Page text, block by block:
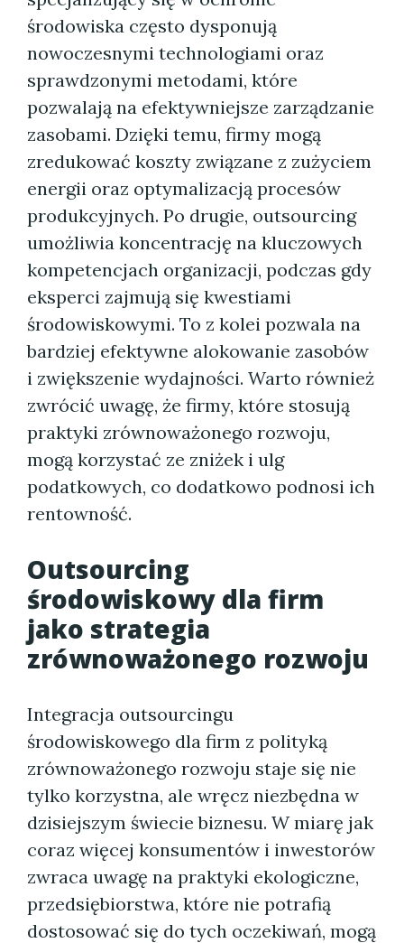
środowiska często dysponują
nowoczesnymi technologiami oraz
sprawdzonymi metodami, które
pozwalają na efektywniejsze zarządzanie
zasobami. Dzięki temu, firmy mogą
zredukować koszty związane z zużyciem
energii oraz optymalizacją procesów
produkcyjnych. Po drugie, outsourcing
umożliwia koncentrację na kluczowych
kompetencjach organizacji, podczas gdy
eksperci zajmują się kwestiami
środowiskowymi. To z kolei pozwala na
bardziej efektywne alokowanie zasobów
i zwiększenie wydajności. Warto również
zwrócić uwagę, że firmy, które stosują
praktyki zrównoważonego rozwoju,
mogą korzystać ze zniżek i ulg
podatkowych, co dodatkowo podnosi ich
rentowność.
Outsourcing
środowiskowy dla firm
jako strategia
zrównoważonego rozwoju
Integracja outsourcingu
środowiskowego dla firm z polityką
zrównoważonego rozwoju staje się nie
tylko korzystna, ale wręcz niezbędna w
dzisiejszym świecie biznesu. W miarę jak
coraz więcej konsumentów i inwestorów
zwraca uwagę na praktyki ekologiczne,
przedsiębiorstwa, które nie potrafią
dostosować się do tych oczekiwań, mogą